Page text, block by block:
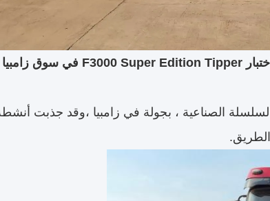
زامبيا ، مع السلسلة الصناعية ، بجولة في زامبيا ،وقد جذبت